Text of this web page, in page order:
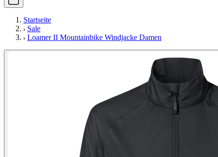
Startseite
Sale
Loamer II Mountainbike Windjacke Damen